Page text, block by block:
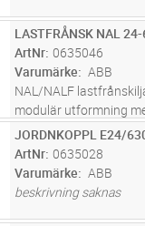
ST Lägg i
LASTFRÅNSK NAL
ArtNr 0635046
Varumärke
ABB
NAL/NALF
modulär utformning
funktionalitet.
och märkström upp till
lastfrånskiljare är en
ST Lägg i
JORDNKOPPL E24/
ArtNr 0635028
Varumärke
ABB
beskrivning saknas